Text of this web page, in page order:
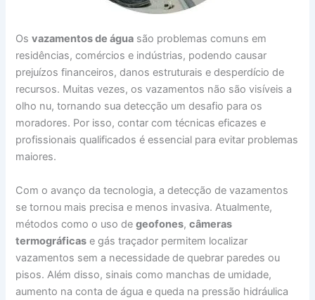
Osvazamentos de água são problemas comuns em
residências, comércios e indústrias, podendo causar
prejuízos financeiros, danos estruturais e desperdício de
recursos. Muitas vezes, os vazamentos não são visíveis a
olho nu, tornando sua detecção um desafio para os
moradores. Por isso, contar com técnicas eficazes e
profissionais qualificados é essencial para evitar problemas
maiores.
Com o avanço da tecnologia, a detecção de vazamentos
se tornou mais precisa e menos invasiva. Atualmente,
métodos como o uso degeofones,câmeras
termográficas e gás traçador permitem localizar
vazamentos sem a necessidade de quebrar paredes ou
pisos. Além disso, sinais como manchas de umidade,
aumento na conta de água e queda na pressão hidráulica